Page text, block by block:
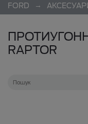
FORD →
RAPTOR